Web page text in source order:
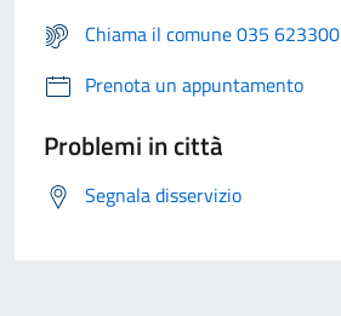
Chiama il comune 035 623300
Prenota un appuntamento
Problemi in città
Segnala disservizio